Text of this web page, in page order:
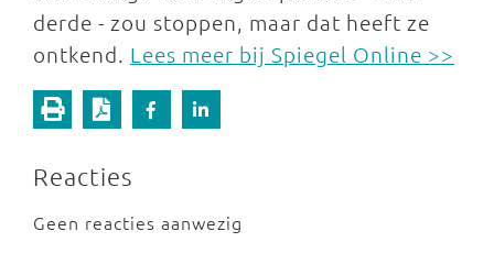
derde - zou stoppen, maar dat heeft ze
ontkend. Lees meer bij Spiegel Online >>
Reacties
Geen reacties aanwezig